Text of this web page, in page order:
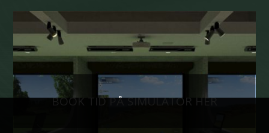
BOOK TID PÅ SIMULATOR HER